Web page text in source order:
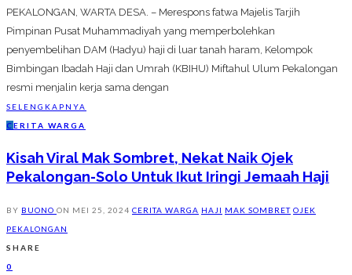
PEKALONGAN, WARTA DESA. – Merespons fatwa Majelis Tarjih
Pimpinan Pusat Muhammadiyah yang memperbolehkan
penyembelihan DAM (Hadyu) haji di luar tanah haram, Kelompok
Bimbingan Ibadah Haji dan Umrah (KBIHU) Miftahul Ulum Pekalongan
resmi menjalin kerja sama dengan
SELENGKAPNYA
CERITA WARGA
Kisah Viral Mak Sombret, Nekat Naik Ojek
Pekalongan-Solo Untuk Ikut Iringi Jemaah Haji
BY BUONO ON MEI 25, 2024 CERITA WARGA HAJI MAK SOMBRET OJEK
PEKALONGAN
SHARE
0